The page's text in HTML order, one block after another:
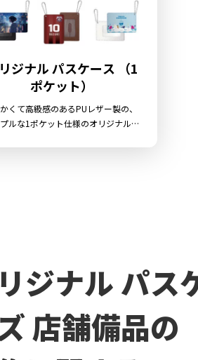
ジナル パスケース （1
ポケット）
くて高級感のあるPUレザー製の、
ルな1ポケット仕様のオリジナル
ジナル パス
店舗備品の